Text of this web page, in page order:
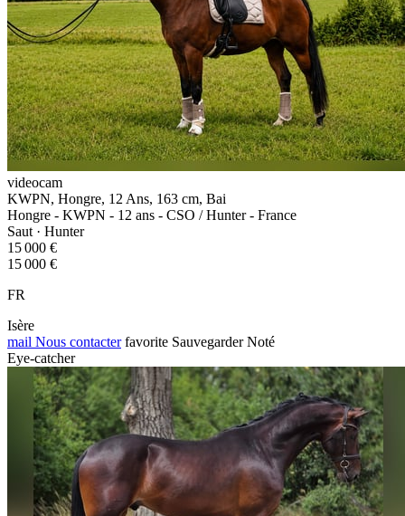
videocam
KWPN, Hongre, 12 Ans, 163 cm, Bai
Hongre - KWPN - 12 ans - CSO / Hunter - France
Saut · Hunter
15 000 €
15 000 €
FR
Isère
mail Nous contacter favorite Sauvegarder Noté
Eye-catcher